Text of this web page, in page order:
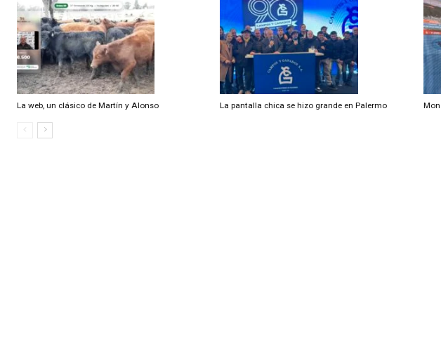
Artículo anterior
Los cinco puntos sanitarios de la zona núcleo triguera
Artículo relacionados Ramdom